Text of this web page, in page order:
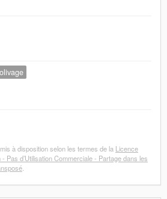
à disposition selon les termes de la Licence
Pas d’Utilisation Commerciale - Partage dans les
.